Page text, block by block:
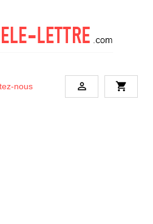
nous  shopping_cart